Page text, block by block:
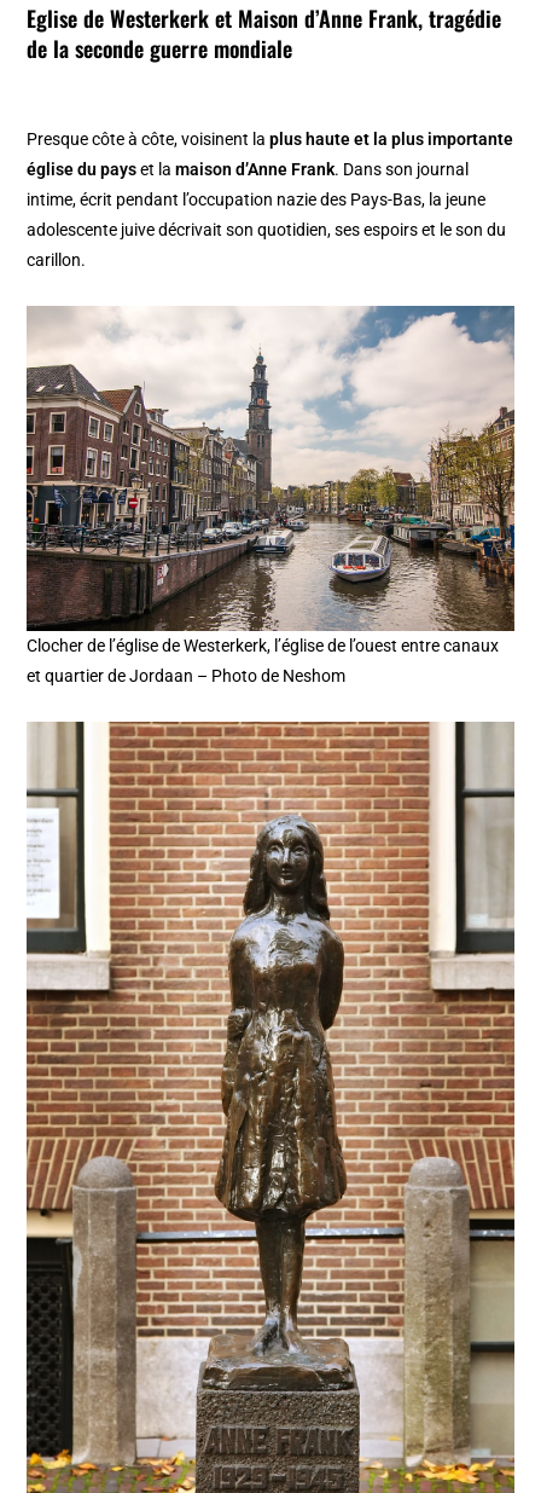
Eglise de Westerkerket Maison d’Anne Frank, tragédie
de la seconde guerre mondiale
Presque côte à côte, voisinent laplus haute et la plus importante
église du payset lamaison d’Anne Frank. Dans son journal
intime, écrit pendant l’occupation nazie des Pays-Bas, la jeune
adolescente juive décrivait son quotidien, ses espoirs et le son du
carillon.
Clocher de l’église de Westerkerk, l’église de l’ouest entre canaux
et quartier de Jordaan – Photo de Neshom